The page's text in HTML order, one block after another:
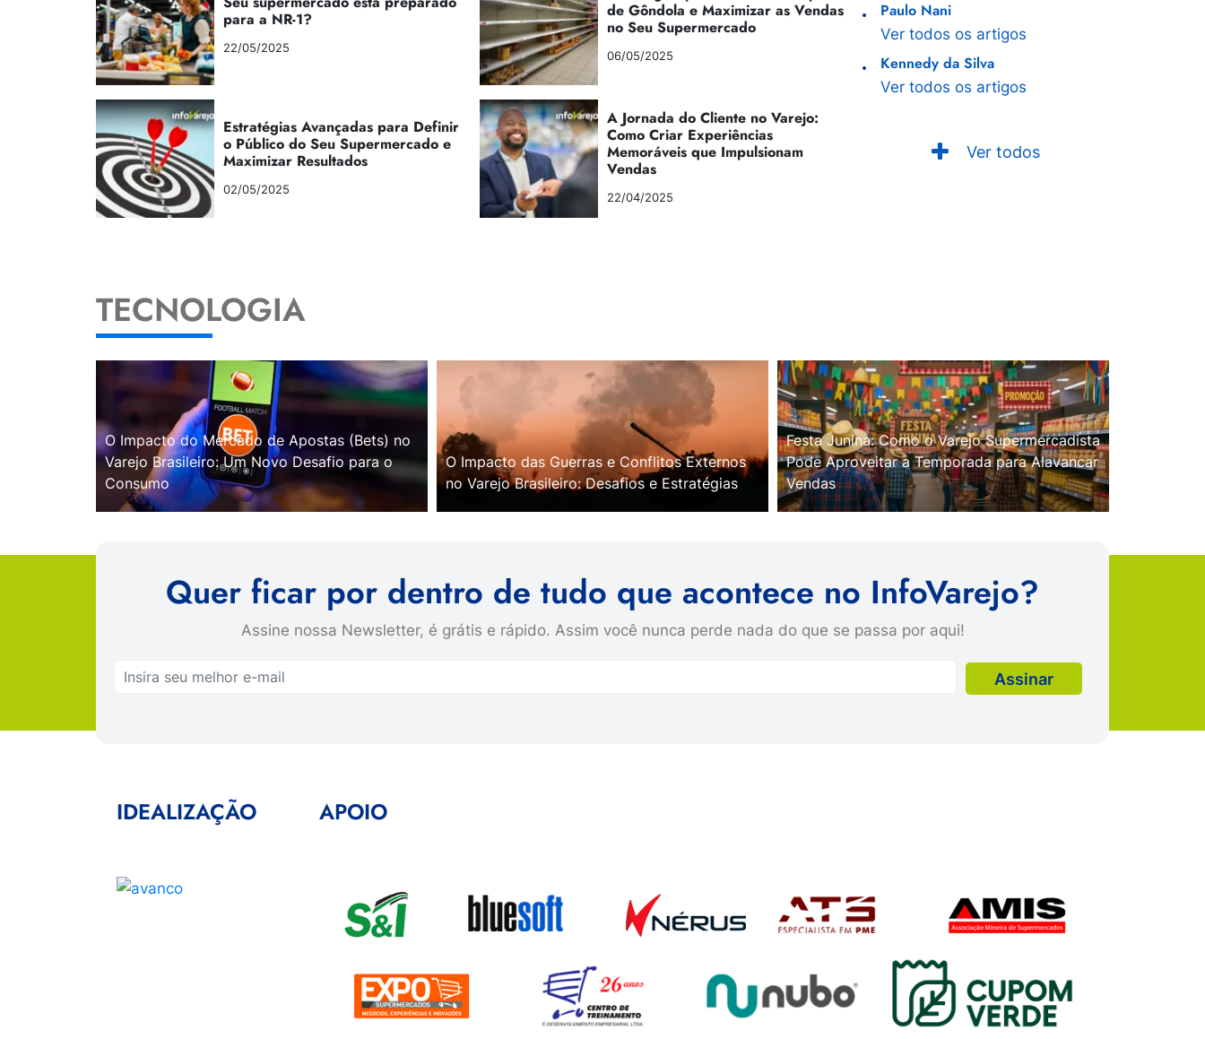
para a NR-1?
22/05/2025
de Gôndola e Maximizar as Vendas
no Seu Supermercado
06/05/2025
Estratégias Avançadas para Definir
o Público do Seu Supermercado e
Maximizar Resultados
02/05/2025
A Jornada do Cliente no Varejo:
Como Criar Experiências
Memoráveis que Impulsionam
Vendas
22/04/2025
Paulo Nani
Ver todos os artigos
Kennedy da Silva
Ver todos os artigos
Ver todos
TECNOLOGIA
O Impacto do Mercado de Apostas (Bets) no
Varejo Brasileiro: Um Novo Desafio para o
Consumo
O Impacto das Guerras e Conflitos Externos
no Varejo Brasileiro: Desafios e Estratégias
Festa Junina: Como o Varejo Supermercadista
Pode Aproveitar a Temporada para Alavancar
Vendas
Quer ficar por dentro de tudo que acontece no InfoVarejo?
Assine nossa Newsletter, é grátis e rápido. Assim você nunca perde nada do que se passa por aqui!
IDEALIZAÇÃO APOIO